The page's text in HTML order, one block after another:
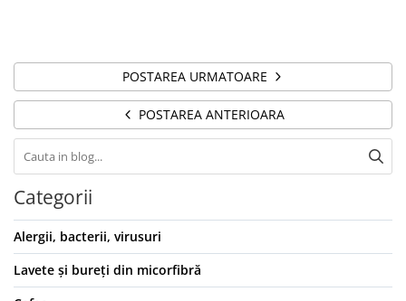
POSTAREA URMATOARE
POSTAREA ANTERIOARA
Categorii
Alergii, bacterii, virusuri
Lavete și bureți din micorfibră